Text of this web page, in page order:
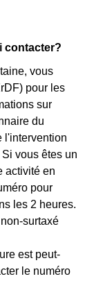
contacter?
vous
pour les
sur
du
l'intervention
vous êtes un
activité en
pour
les 2 heures.
surtaxé
est peut-
le numéro